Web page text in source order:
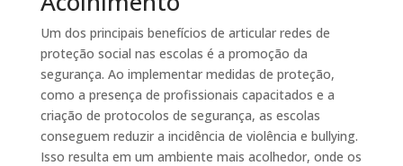
Um dos principais benefícios de articular redes de
proteção social nas escolas é a promoção da
segurança. Ao implementar medidas de proteção,
como a presença de profissionais capacitados e a
criação de protocolos de segurança, as escolas
conseguem reduzir a incidência de violência e bullying.
Isso resulta em um ambiente mais acolhedor, onde os